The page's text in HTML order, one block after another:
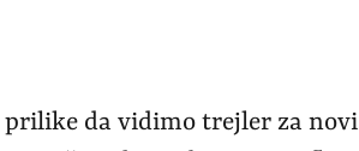
prilike da vidimo trejler za novi